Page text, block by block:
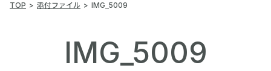
TOP 添付ファイル IMG_5009
IMG_5009